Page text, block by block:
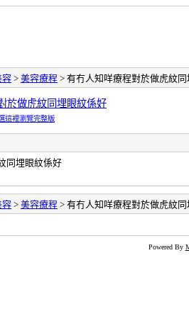
容 > 美容療程 > 有冇人知咩療程對於做虎紋
於做虎紋同埋眼紋係好
這裡瀏覽完整版
同埋眼紋係好
容 > 美容療程 > 有冇人知咩療程對於做虎紋
Powered By